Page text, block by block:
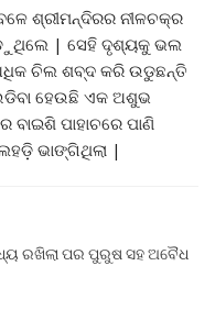
ଶ୍ରୀମନ୍ଦିରର ନୀଳଚକ୍ର
| ସେହି ଦୃଶ୍ୟକୁ ଭଲ
ଚିଲ ଶବ୍ଦ କରି ଉଡୁଛନ୍ତି
ହେଉଛି ଏକ ଅଶୁଭ
ପାହାଚରେ ପାଣି
ଭାଙ୍ଗିଥିଲା |
ରଖିଲା ପର ପୁରୁଷ ସହ ଅବୈଧ